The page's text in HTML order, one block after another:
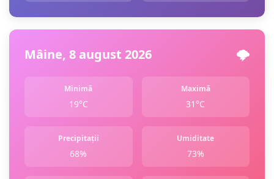
Mâine, 8 august 2026 🌩️
Minimă
19°C
Maximă
31°C
Precipitații
68%
Umiditate
73%